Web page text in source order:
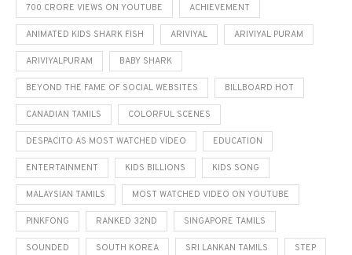
700 CRORE VIEWS ON YOUTUBE ACHIEVEMENT
ANIMATED KIDS SHARK FISH ARIVIYAL ARIVIYAL PURAM
ARIVIYALPURAM BABY SHARK
BEYOND THE FAME OF SOCIAL WEBSITES BILLBOARD HOT
CANADIAN TAMILS COLORFUL SCENES
DESPACITO AS MOST WATCHED VIDEO EDUCATION
ENTERTAINMENT KIDS BILLIONS KIDS SONG
MALAYSIAN TAMILS MOST WATCHED VIDEO ON YOUTUBE
PINKFONG RANKED 32ND SINGAPORE TAMILS
SOUNDED SOUTH KOREA SRI LANKAN TAMILS STEP